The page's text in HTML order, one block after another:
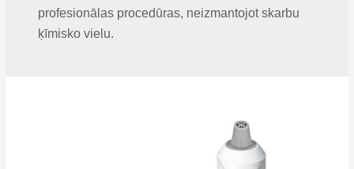
profesionālas procedūras, neizmantojot skarbu
ķīmisko vielu.